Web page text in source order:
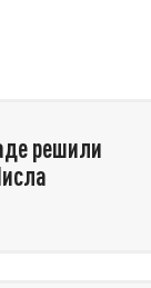
решили